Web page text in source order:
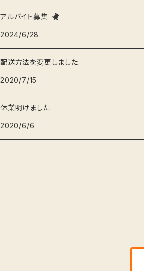
爪楊枝入れ
ブタ
端午の節句
アルバイト募集
2024/6/28
配送方法を変更しました
2020/7/15
休業明けました
2020/6/6